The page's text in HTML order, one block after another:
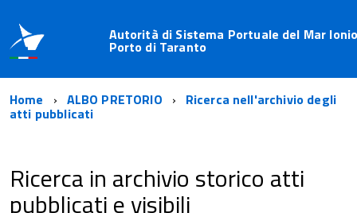
Autorità di Sistema Portuale del Mar
Porto di Taranto
Home ALBO PRETORIO Ricerca nell'archivio degli
atti pubblicati
Ricerca in archivio storico atti
pubblicati e visibili